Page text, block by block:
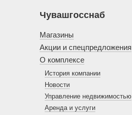
Чувашгосснаб
Магазины
Акции и спецпредложения
О комплексе
История компании
Новости
Управление недвижимостью
Аренда и услуги